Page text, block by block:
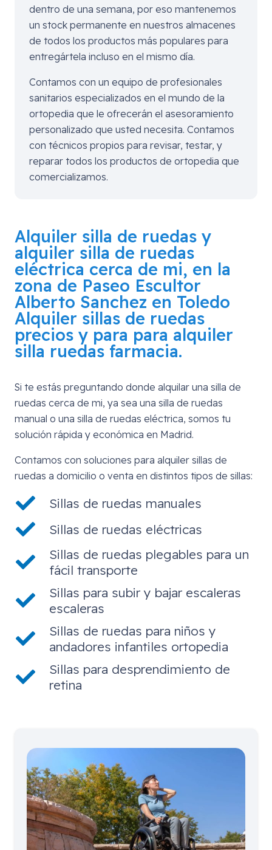
dentro de una semana, por eso mantenemos
un stock permanente en nuestros almacenes
de todos los productos más populares para
entregártela incluso en el mismo día.
Contamos con un equipo de profesionales
sanitarios especializados en el mundo de la
ortopedia que le ofrecerán el asesoramiento
personalizado que usted necesita. Contamos
con técnicos propios para revisar, testar, y
reparar todos los productos de ortopedia que
comercializamos.
Alquiler silla de ruedas y
alquiler silla de ruedas
eléctrica cerca de mi, en la
zona de Paseo Escultor
Alberto Sanchez en Toledo
Alquiler sillas de ruedas
precios y para para alquiler
silla ruedas farmacia.
Si te estás preguntando donde alquilar una silla de
ruedas cerca de mi, ya sea una silla de ruedas
manual o una silla de ruedas eléctrica, somos tu
solución rápida y económica en Madrid.
Contamos con soluciones para alquiler sillas de
ruedas a domicilio o venta en distintos tipos de sillas:
Sillas de ruedas manuales
Sillas de ruedas eléctricas
Sillas de ruedas plegables para un
fácil transporte
Sillas para subir y bajar escaleras
escaleras
Sillas de ruedas para niños y
andadores infantiles ortopedia
Sillas para desprendimiento de
retina